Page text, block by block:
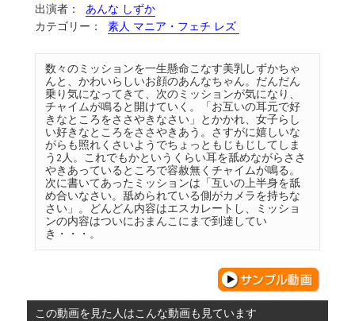
出演者：あんな しずか
カテゴリー：素人 マニア・フェチ レズ
数々のミッションを一生懸命こなす美乳しずかちゃ
んと、かわいらしいお顔のあんなちゃん。だんだん
乗り気になってきて、次のミッションが気になり、
チャイムが鳴ると開けていく。「お互いの耳元で好
きなところをささやきなさい」とかかれ、女子らし
い好きなところをささやきあう。さすがに嬉しいな
がらも照れくさいようでちょっともじもじしてしま
う2人。これでもかというくらい耳を舐めながらささ
やきあっているところで容赦無くチャイムが鳴る。
次に書いてあったミッションは「互いの上半身を舐
め合いなさい。舐められている側がカメラを持ちな
さい」。どんどん内容はエスカレートし、ミッショ
ンの内容はついにおまんこにまで到達してい
き・・・。
この動画を見た人はこんな動画も見ています